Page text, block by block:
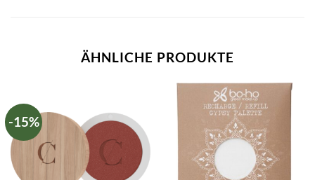
ÄHNLICHE PRODUKTE
-15%